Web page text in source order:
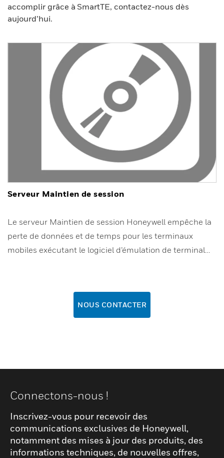
accomplir grâce à SmartTE, contactez-nous dès
aujourd’hui.
Serveur Maintien de session
Le serveur Maintien de session Honeywell empêche la
perte de données et de temps pour les terminaux
mobiles exécutant le logiciel d’émulation de terminal…
NOUS CONTACTER
Connectons-nous !
Inscrivez-vous pour recevoir des
communications exclusives de Honeywell,
notamment des mises à jour des produits, des
informations techniques, de nouvelles offres,